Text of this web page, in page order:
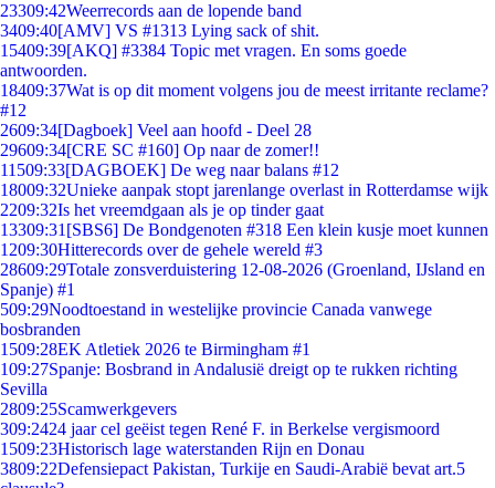
23309:42Weerrecords aan de lopende band
3409:40[AMV] VS #1313 Lying sack of shit.
15409:39[AKQ] #3384 Topic met vragen. En soms goede
antwoorden.
18409:37Wat is op dit moment volgens jou de meest irritante reclame?
#12
2609:34[Dagboek] Veel aan hoofd - Deel 28
29609:34[CRE SC #160] Op naar de zomer!!
11509:33[DAGBOEK] De weg naar balans #12
18009:32Unieke aanpak stopt jarenlange overlast in Rotterdamse wijk
2209:32Is het vreemdgaan als je op tinder gaat
13309:31 [SBS6] De Bondgenoten #318 Een klein kusje moet kunnen
1209:30Hitterecords over de gehele wereld #3
28609:29Totale zonsverduistering 12-08-2026 (Groenland, IJsland en
Spanje) #1
509:29Noodtoestand in westelijke provincie Canada vanwege
bosbranden
1509:28EK Atletiek 2026 te Birmingham #1
109:27Spanje: Bosbrand in Andalusië dreigt op te rukken richting
Sevilla
2809:25Scamwerkgevers
309:2424 jaar cel geëist tegen René F. in Berkelse vergismoord
1509:23Historisch lage waterstanden Rijn en Donau
3809:22Defensiepact Pakistan, Turkije en Saudi-Arabië bevat art.5